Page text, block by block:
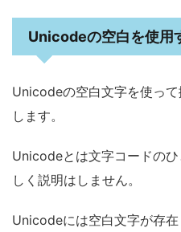
Unicodeの空白を使用
Unicodeの空白文字を使っ
します。
Unicodeとは文字コードの
しく説明はしません。
Unicodeには空白文字が存